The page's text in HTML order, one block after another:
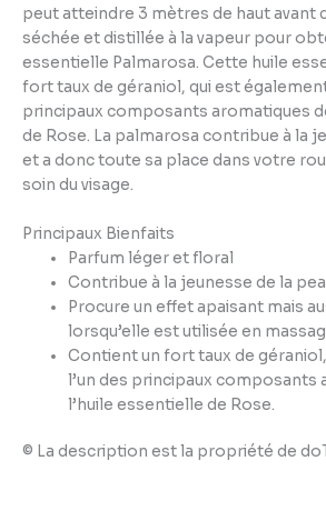
peut atteindre 3 mètres de haut avant
séchée et distillée à la vapeur pour
essentielle Palmarosa. Cette huile
fort taux de géraniol, qui est également
principaux composants aromatiques
de Rose. La palmarosa contribue à la
et a donc toute sa place dans votre
soin du visage.
Principaux Bienfaits
Parfum léger et floral
Contribue à la jeunesse de la
Procure un effet apaisant mais
lorsqu’elle est utilisée en
Contient un fort taux de
l’un des principaux composants
l’huile essentielle de Rose.
© La description est la propriété de